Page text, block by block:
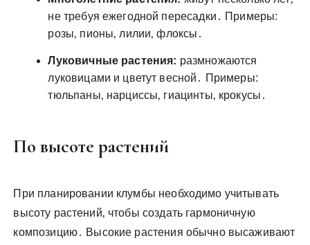
не требуя ежегодной пересадки․ Примеры:
розы‚ пионы‚ лилии‚ флоксы․
Луковичные растения: размножаются
луковицами и цветут весной․ Примеры:
тюльпаны‚ нарциссы‚ гиацинты‚ крокусы․
По высоте растений
При планировании клумбы необходимо учитывать
высоту растений‚ чтобы создать гармоничную
композицию․ Высокие растения обычно высаживают